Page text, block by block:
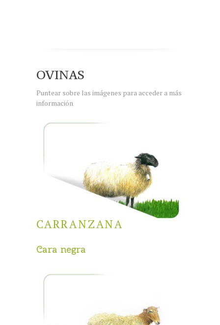
OVINAS
Puntear sobre las imágenes para acceder a más
información
CARRANZANA
Cara negra